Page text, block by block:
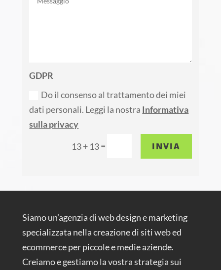
GDPR
Do il consenso al trattamento dei miei
dati personali. Leggi la nostra Informativa
sulla privacy
13 + 13= INVIA
Siamo un’agenzia di web design e marketing
specializzata nella creazione di siti web ed
ecommerce per piccole e medie aziende.
Creiamo e gestiamo la vostra strategia sui